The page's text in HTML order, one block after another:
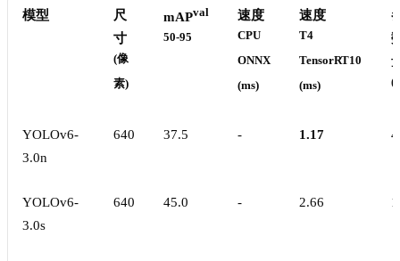
模型
尺
寸
(像
素)
mAPval
50-95
速度
CPU
ONNX
(ms)
速度
T4
TensorRT10
(ms)
YOLOv6-
3.0n
640 37.5 - 1.17
YOLOv6-
3.0s
640 45.0 - 2.66